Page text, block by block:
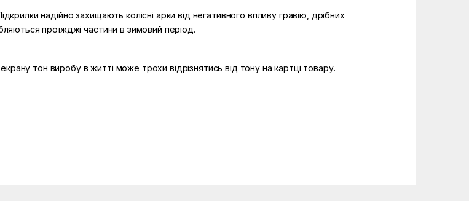
надійно захищають колісні арки від негативного впливу гравію, дрібних
проїжджі частини в зимовий період.
тон виробу в житті може трохи відрізнятись від тону на картці товару.